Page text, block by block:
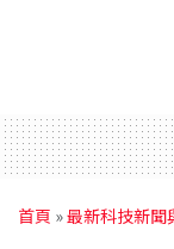
首頁 »最新科技新聞